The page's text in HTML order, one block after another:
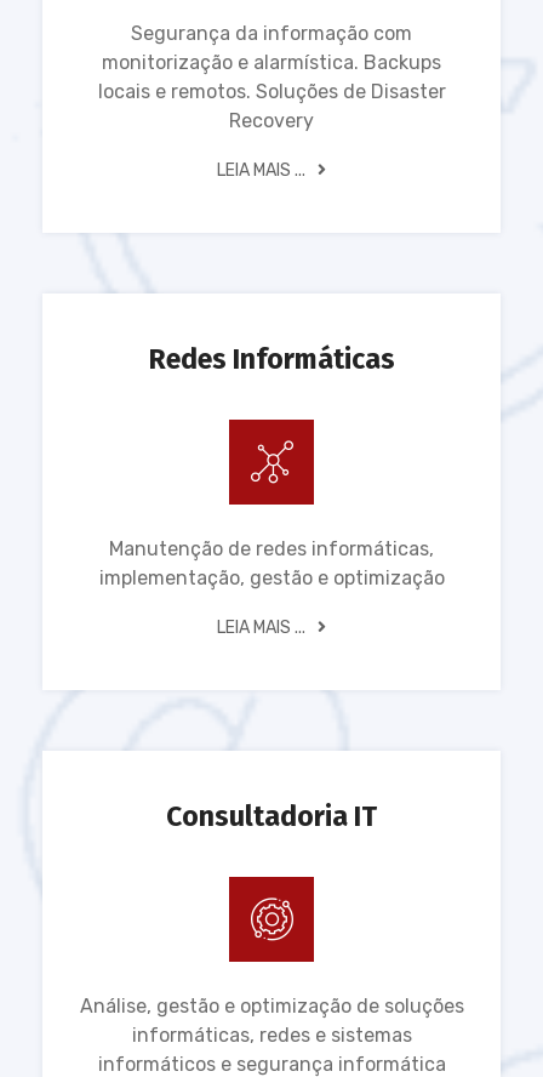
Segurança da informação com
monitorização e alarmística. Backups
locais e remotos. Soluções de Disaster
Recovery
LEIA MAIS ...
Redes Informáticas
Manutenção de redes informáticas,
implementação, gestão e optimização
LEIA MAIS ...
Consultadoria IT
Análise, gestão e optimização de soluções
informáticas, redes e sistemas
informáticos e segurança informática